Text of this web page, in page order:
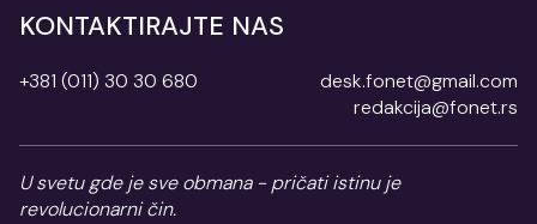
KONTAKTIRAJTE NAS
+381 (011) 30 30 680
desk.fonet@gmail.com
redakcija@fonet.rs
U svetu gde je sve obmana - pričati istinu je
revolucionarni čin.